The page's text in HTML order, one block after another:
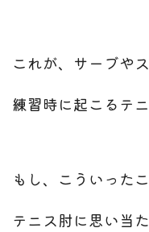
これが、サーブや
練習時に起こるテ
もし、こういった
テニス肘に思い当